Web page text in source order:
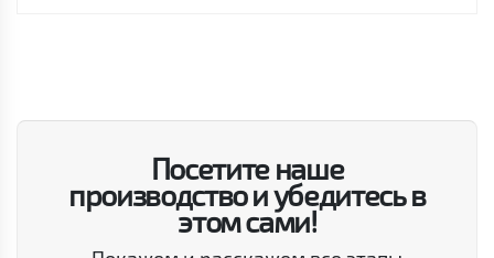
Посетите наше
производство и убедитесь в
этом сами!